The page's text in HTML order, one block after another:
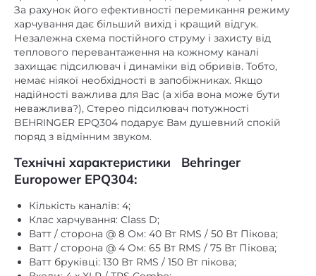
Незалежна схема постійного струму і захисту від
теплового перевантаження на кожному каналі
захищає підсилювач і динаміки від обривів. Тобто,
немає ніякої необхідності в запобіжниках. Якщо
надійності важлива для Вас (а хіба вона може бути
неважлива?), Стерео підсилювач потужності
BEHRINGER EPQ304 подарує Вам душевний спокій
поряд з відмінним звуком.
Технічні характеристики Behringer
Europower EPQ304:
Кількість каналів: 4;
Клас харчування: Class D;
Ватт / сторона @ 8 Ом: 40 Вт RMS / 50 Вт Пікова;
Ватт / сторона @ 4 Ом: 65 Вт RMS / 75 Вт Пікова;
Ватт бруківці: 130 Вт RMS / 150 Вт пікова;
Входи: 4 х XLR / TRS Combo;
Виходи: 4 х Speakon;
Розміри: 482x264x48 мм;